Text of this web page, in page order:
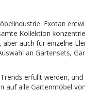
Exotan
Kollektion
auch für einzelne
an Gartensets,
erfüllt werden,
alle Gartenmöbel